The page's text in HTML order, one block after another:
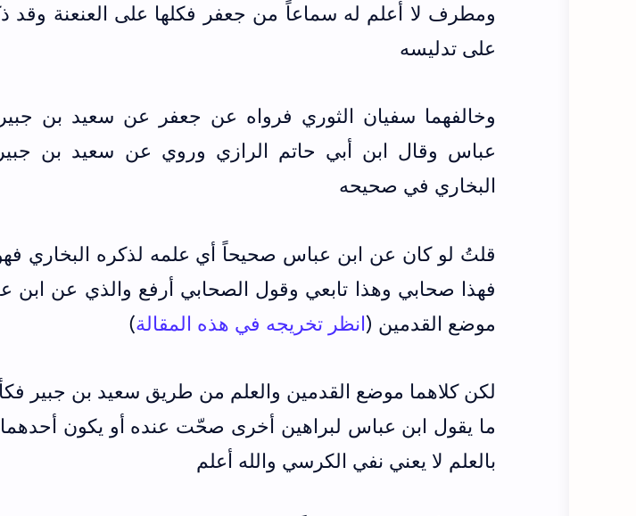
ومطرف لا أعلم له سماعاً من جعفر فكلها على العنعنة وقد
على تدليسه
وخالفهما سفيان الثوري فرواه عن جعفر عن سعيد بن
عباس وقال ابن أبي حاتم الرازي وروي عن سعيد بن
البخاري في صحيحه
قلتُ لو كان عن ابن عباس صحيحاً أي علمه لذكره البخاري
فهذا صحابي وهذا تابعي وقول الصحابي أرفع والذي عن
موضع القدمين (انظر تخريجه في هذه المقالة)
لكن كلاهما موضع القدمين والعلم من طريق سعيد بن جبير
ما يقول ابن عباس لبراهين أخرى صحّت عنده أو يكون
بالعلم لا يعني نفي الكرسي والله أعلم